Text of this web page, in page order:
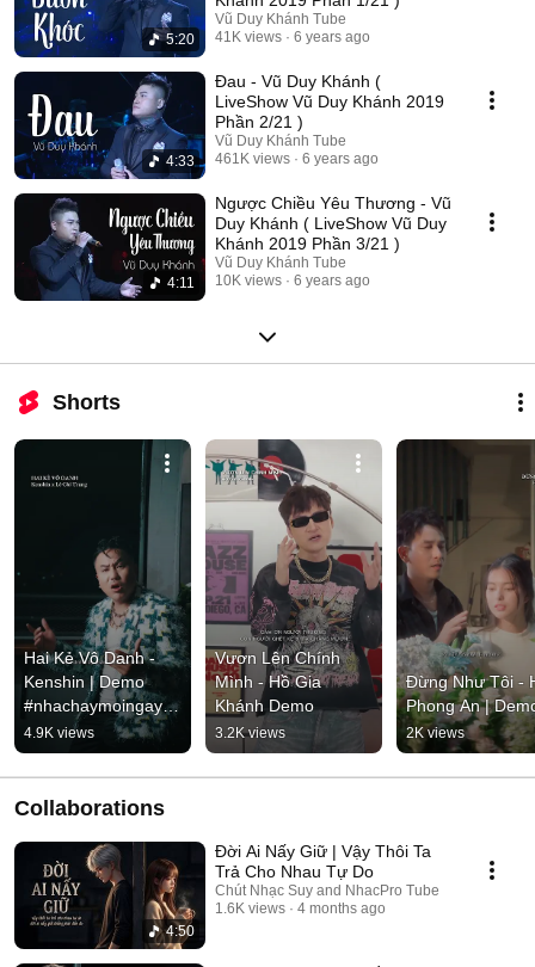
5:20
Vũ Duy Khánh Tube
41K views
6 years ago
4:33
Đau - Vũ Duy Khánh (
LiveShow Vũ Duy Khánh 2019
Phần 2/21 )
Vũ Duy Khánh Tube
461K views
6 years ago
4:11
Ngược Chiều Yêu Thương - Vũ
Duy Khánh ( LiveShow Vũ Duy
Khánh 2019 Phần 3/21 )
Vũ Duy Khánh Tube
10K views
6 years ago
Shorts
Hai Kẻ Vô Danh -
Kenshin | Demo
#nhachaymoingay
#tamtrang
4.9K views
Vươn Lên Chính
Mình - Hồ Gia
Khánh Demo
3.2K views
Đừng Như Tôi -
Phong An |
2K views
Collaborations
4:50
Đời Ai Nấy Giữ | Vậy Thôi Ta
Trả Cho Nhau Tự Do
Chút Nhạc Suy and NhacPro Tube
1.6K views
4 months ago